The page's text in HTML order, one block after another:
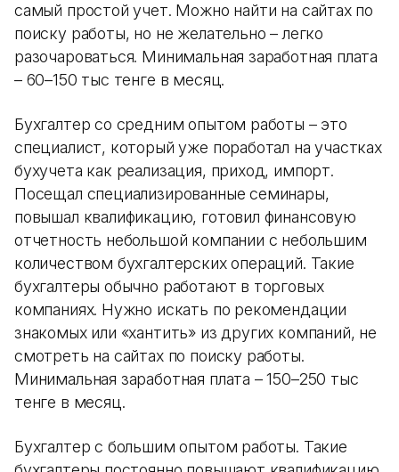
самый простой учет. Можно найти на сайтах по
поиску работы, но не желательно – легко
разочароваться. Минимальная заработная плата
– 60–150 тыс тенге в месяц.
Бухгалтер со средним опытом работы – это
специалист, который уже поработал на участках
бухучета как реализация, приход, импорт.
Посещал специализированные семинары,
повышал квалификацию, готовил финансовую
отчетность небольшой компании с небольшим
количеством бухгалтерских операций. Такие
бухгалтеры обычно работают в торговых
компаниях. Нужно искать по рекомендации
знакомых или «хантить» из других компаний, не
смотреть на сайтах по поиску работы.
Минимальная заработная плата – 150–250 тыс
тенге в месяц.
Бухгалтер с большим опытом работы. Такие